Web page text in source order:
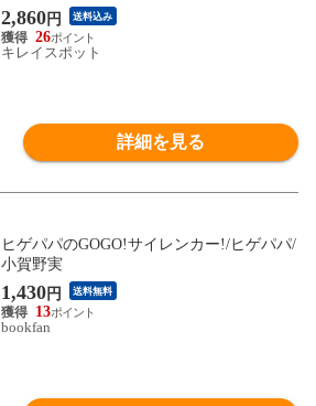
カラオケ 音楽 子ども ベビー キッズ 幼稚
園 保育園 知育 教材 音が出る 音 歌詞 歌詞
付き 0歳 1歳 2歳 3歳 4歳 5歳)【ギフト対応
2,860円 送料込み
26
キレイスポット
詳細を見る
ヒゲパパのGOGO!サイレンカー!/ヒゲパパ/
小賀野実
1,430円 送料無料
13
bookfan